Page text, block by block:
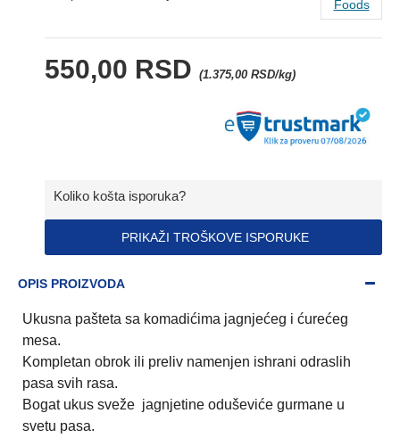
550,00 RSD (1.375,00 RSD/kg)
Foods
Koliko košta isporuka?
PRIKAŽI TROŠKOVE ISPORUKE
OPIS PROIZVODA
Ukusna pašteta sa komadićima jagnjećeg i ćurećeg
mesa.
Kompletan obrok ili preliv namenjen ishrani odraslih
pasa svih rasa.
Bogat ukus sveže jagnjetine oduševiće gurmane u
svetu pasa.